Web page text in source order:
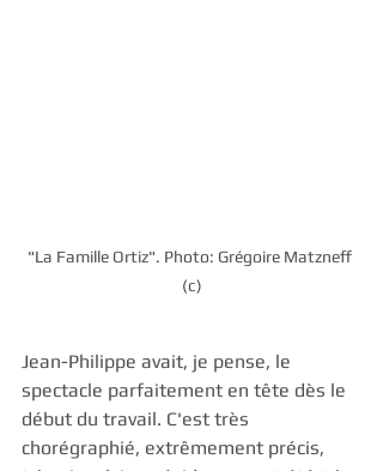
"La Famille Ortiz". Photo: Grégoire Matzneff
(c)
Jean-Philippe avait, je pense, le
spectacle parfaitement en tête dès le
début du travail. C'est très
chorégraphié, extrêmement précis,